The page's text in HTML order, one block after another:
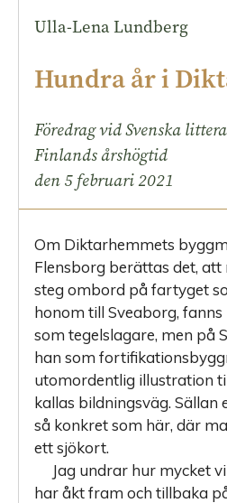
Ulla-Lena Lundberg
Hundra år i
Föredrag vid Svenska
Finlands årshögtid
den 5 februari 2021
Om Diktarhemmets
Flensborg berättas det,
steg ombord på fartyget
honom till Sveaborg,
som tegelslagare, men på
han som
utomordentlig illustration
kallas bildningsväg. Sällan
så konkret som här, där
ett sjökort.
Jag undrar hur mycket
har åkt fram och tillbaka